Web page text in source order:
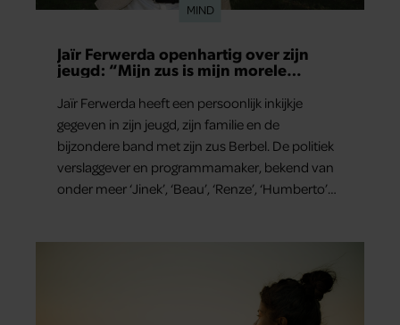
MIND
Jaïr Ferwerda openhartig over zijn
jeugd: “Mijn zus is mijn morele
Jaïr Ferwerda heeft een persoonlijk inkijkje
gegeven in zijn jeugd, zijn familie en de
bijzondere band met zijn zus Berbel. De politiek
verslaggever en programmamaker, bekend van
onder meer ‘Jinek’, ‘Beau’, ‘Renze’, ‘Humberto’